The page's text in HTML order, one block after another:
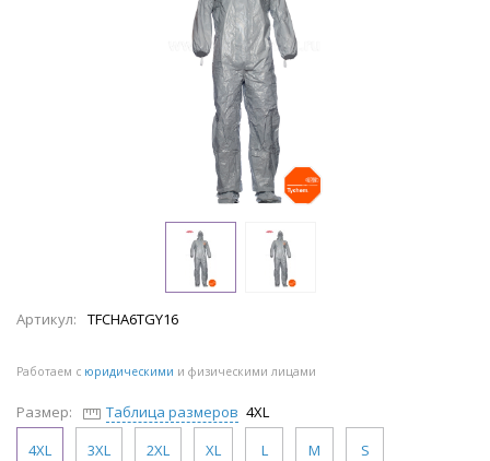
Артикул: TFCHA6TGY16
Работаем с юридическими и физическими лицами
Размер: Таблица размеров 4XL
4XL
3XL 2XL XL L M S